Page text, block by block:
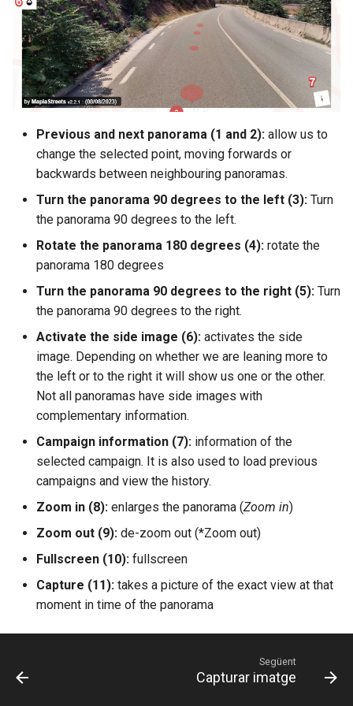
o
Mapa de calor
Visualitzar StreetView
Compartir mapa
Impressió
Pantalla completa
Estadística
Mapa de calor
Visualizar StreetView
Impresión
Pantalla completa
Heatmap
Visualitzar StreetView
Compartir mapa
Impressió
Pantalla completa
Punts interés i visites virtuals
Previous and next panorama (1 and 2): allow us to
change the selected point, moving forwards or
backwards between neighbouring panoramas.
Turn the panorama 90 degrees to the left (3): Turn
the panorama 90 degrees to the left.
Rotate the panorama 180 degrees (4): rotate the
panorama 180 degrees
Turn the panorama 90 degrees to the right (5): Turn
the panorama 90 degrees to the right.
Activate the side image (6): activates the side
image. Depending on whether we are leaning more to
the left or to the right it will show us one or the other.
Not all panoramas have side images with
complementary information.
Campaign information (7): information of the
selected campaign. It is also used to load previous
campaigns and view the history.
Zoom in (8): enlarges the panorama (Zoom in)
Zoom out (9): de-zoom out (*Zoom out)
Fullscreen (10): fullscreen
Capture (11): takes a picture of the exact view at that
moment in time of the panorama
Següent
Capturar imatge